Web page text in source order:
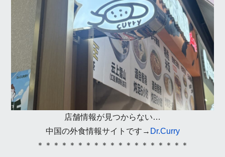
店舗情報が見つからない…
中国の外食情報サイトです→ Dr.Curry
＊＊＊＊＊＊＊＊＊＊＊＊＊＊＊＊＊＊＊